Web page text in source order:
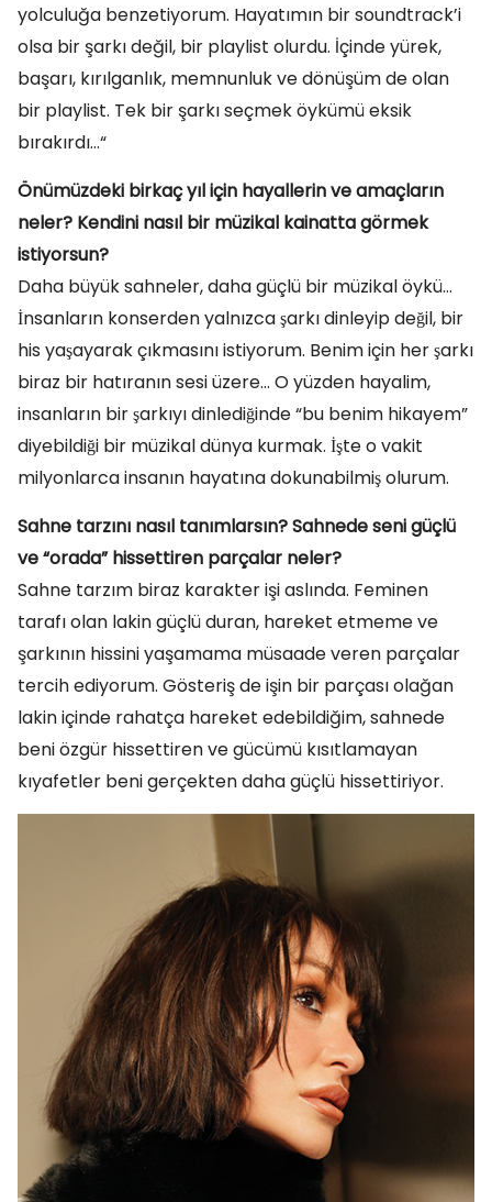
yolculuğa benzetiyorum. Hayatımın bir soundtrack’i
olsa bir şarkı değil, bir playlist olurdu. İçinde yürek,
başarı, kırılganlık, memnunluk ve dönüşüm de olan
bir playlist. Tek bir şarkı seçmek öykümü eksik
bırakırdı…“
Önümüzdeki birkaç yıl için hayallerin ve amaçların
neler? Kendini nasıl bir müzikal kainatta görmek
istiyorsun?
Daha büyük sahneler, daha güçlü bir müzikal öykü…
İnsanların konserden yalnızca şarkı dinleyip değil, bir
his yaşayarak çıkmasını istiyorum. Benim için her şarkı
biraz bir hatıranın sesi üzere… O yüzden hayalim,
insanların bir şarkıyı dinlediğinde “bu benim hikayem”
diyebildiği bir müzikal dünya kurmak. İşte o vakit
milyonlarca insanın hayatına dokunabilmiş olurum.
Sahne tarzını nasıl tanımlarsın? Sahnede seni güçlü
ve “orada” hissettiren parçalar neler?
Sahne tarzım biraz karakter işi aslında. Feminen
tarafı olan lakin güçlü duran, hareket etmeme ve
şarkının hissini yaşamama müsaade veren parçalar
tercih ediyorum. Gösteriş de işin bir parçası olağan
lakin içinde rahatça hareket edebildiğim, sahnede
beni özgür hissettiren ve gücümü kısıtlamayan
kıyafetler beni gerçekten daha güçlü hissettiriyor.